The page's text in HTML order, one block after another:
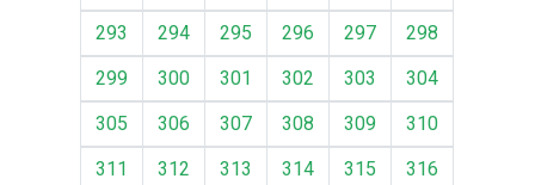
293
294 295 296 297
298
299
300 301 302 303
304
305
306 307 308 309
310
311
312 313 314 315
316